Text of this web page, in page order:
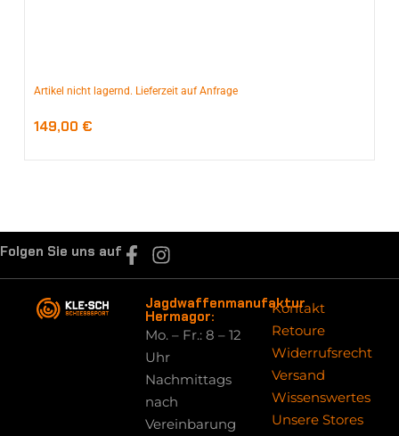
Artikel nicht lagernd. Lieferzeit auf Anfrage
149,00 €
Folgen Sie uns auf
Jagdwaffenmanufaktur
Hermagor:
Mo. – Fr.: 8 – 12
Uhr
Nachmittags
nach
Vereinbarung
Kontakt
Retoure
Widerrufsrecht
Versand
Wissenswertes
Unsere Stores